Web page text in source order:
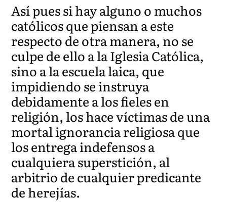
Así pues si hay alguno o muchos
católicos que piensan a este
respecto de otra manera, no se
culpe de ello a la Iglesia Católica,
sino a la escuela laica, que
impidiendo se instruya
debidamente a los fieles en
religión, los hace víctimas de una
mortal ignorancia religiosa que
los entrega indefensos a
cualquiera superstición, al
arbitrio de cualquier predicante
de herejías.